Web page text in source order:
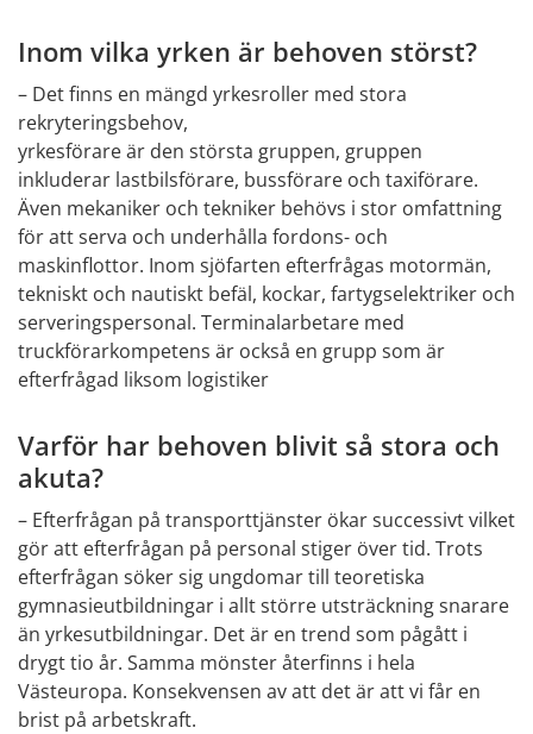
Inom vilka yrken är behoven störst?
– Det finns en mängd yrkesroller med stora
rekryteringsbehov,
yrkesförare är den största gruppen, gruppen
inkluderar lastbilsförare, bussförare och taxiförare.
Även mekaniker och tekniker behövs i stor omfattning
för att serva och underhålla fordons- och
maskinflottor. Inom sjöfarten efterfrågas motormän,
tekniskt och nautiskt befäl, kockar, fartygselektriker och
serveringspersonal. Terminalarbetare med
truckförarkompetens är också en grupp som är
efterfrågad liksom logistiker
Varför har behoven blivit så stora och
akuta?
– Efterfrågan på transporttjänster ökar successivt vilket
gör att efterfrågan på personal stiger över tid. Trots
efterfrågan söker sig ungdomar till teoretiska
gymnasieutbildningar i allt större utsträckning snarare
än yrkesutbildningar. Det är en trend som pågått i
drygt tio år. Samma mönster återfinns i hela
Västeuropa. Konsekvensen av att det är att vi får en
brist på arbetskraft.